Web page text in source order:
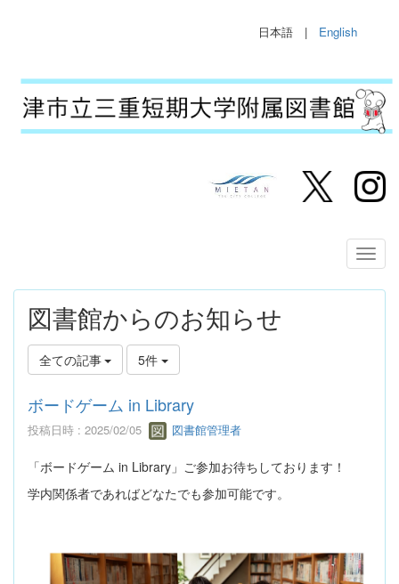
日本語 | English
図書館からのお知らせ
全ての記事 5件
ボードゲーム in Library
投稿日時 : 2025/02/05 図書館管理者
「ボードゲーム in Library」ご参加お待ちしております！
学内関係者であればどなたでも参加可能です。